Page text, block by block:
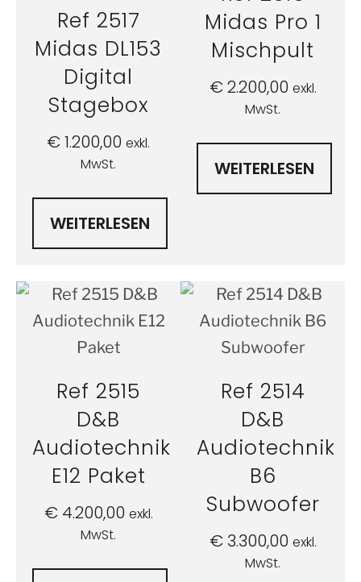
Ref 2517
Midas DL153
Digital
Stagebox
€1.200,00 exkl.
MwSt.
WEITERLESEN
Midas Pro 1
Mischpult
€2.200,00 exkl.
MwSt.
WEITERLESEN
Ref 2515
D&B
Audiotechnik
E12 Paket
€4.200,00 exkl.
MwSt.
Ref 2514
D&B
Audiotechnik
B6
Subwoofer
€3.300,00 exkl.
MwSt.